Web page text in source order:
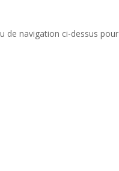
de navigation ci-dessus pour